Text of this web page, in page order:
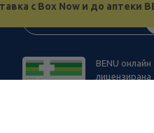
с Box Now и до аптеки
BENU онлайн